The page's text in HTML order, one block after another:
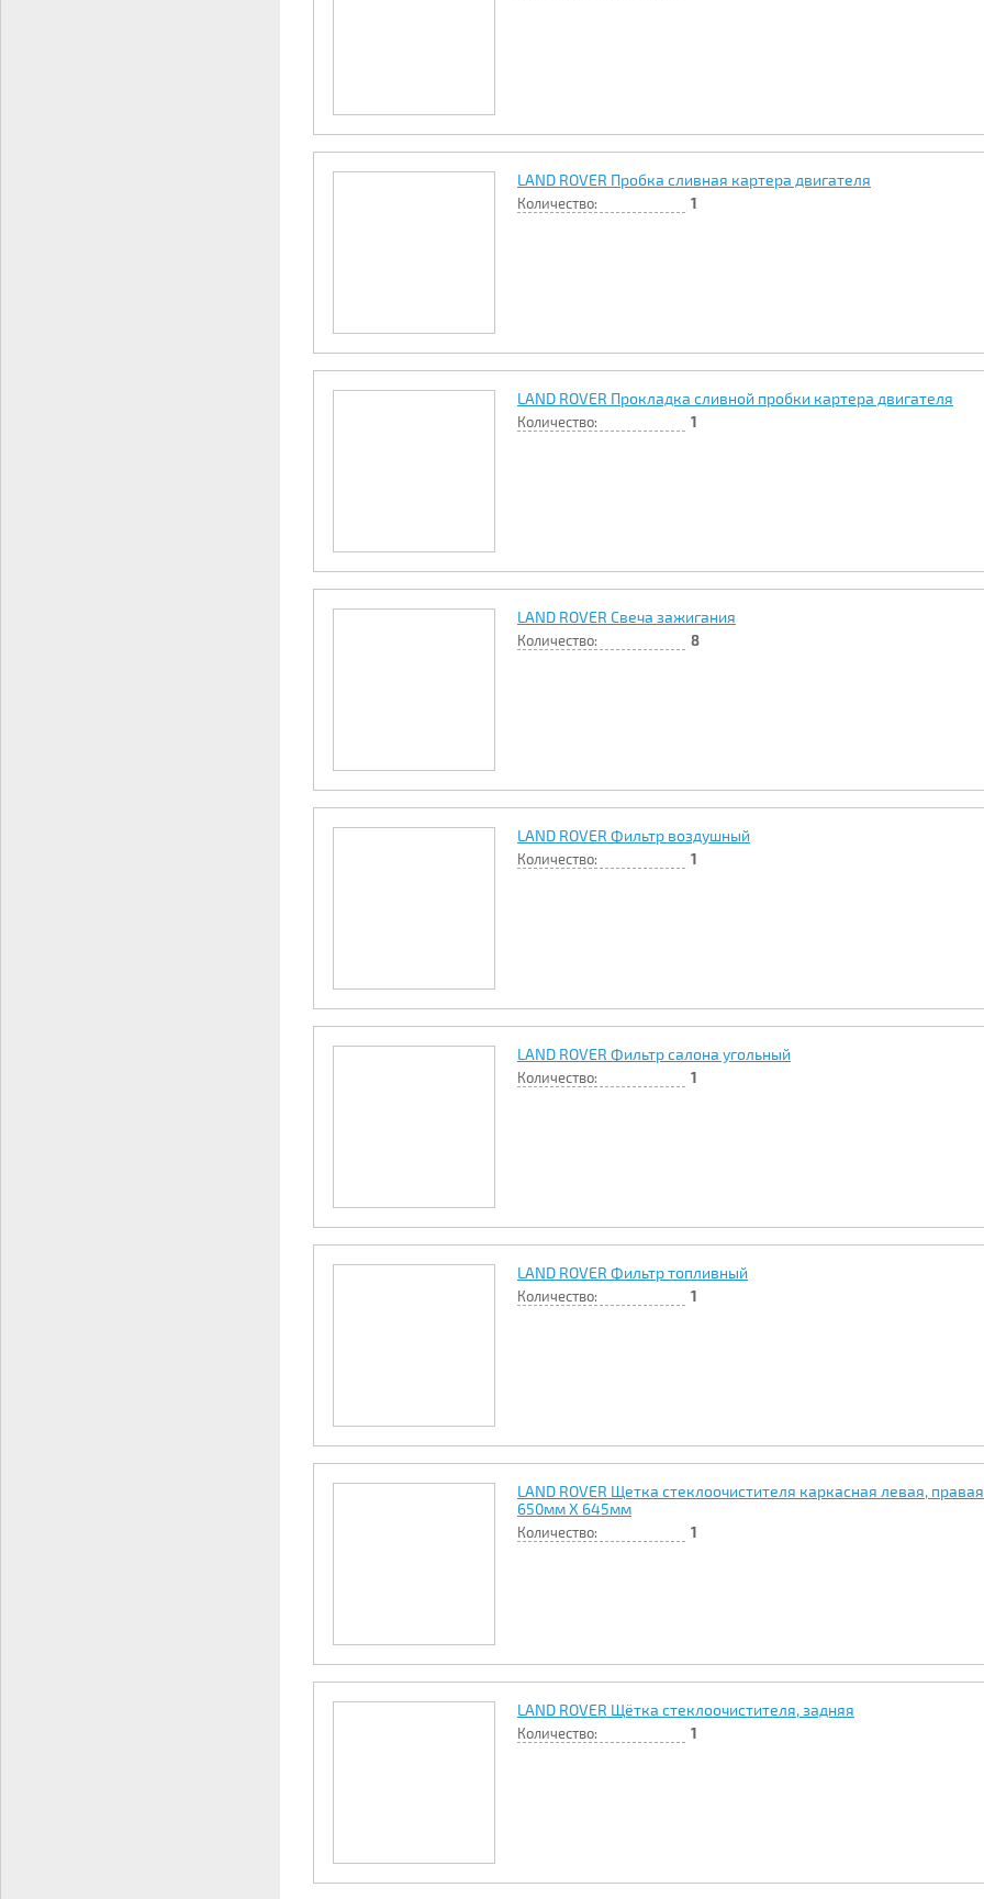
LAND ROVER Пробка сливная картера двигателя
Количество: 1
LAND ROVER Прокладка сливной пробки картера двигателя
Количество: 1
LAND ROVER Свеча зажигания
Количество: 8
LAND ROVER Фильтр воздушный
Количество: 1
LAND ROVER Фильтр салона угольный
Количество: 1
LAND ROVER Фильтр топливный
Количество: 1
LAND ROVER Щетка стеклоочистителя каркасная левая,
650мм Х 645мм
Количество: 1
LAND ROVER Щётка стеклоочистителя, задняя
Количество: 1